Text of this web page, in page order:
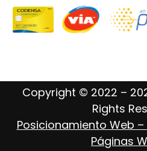
Copyright © 2022 –
Rights
Posicionamiento Web
Páginas